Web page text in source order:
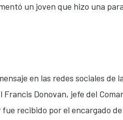
un joven que hizo una
en las redes sociales de
Donovan, jefe del
recibido por el encargado